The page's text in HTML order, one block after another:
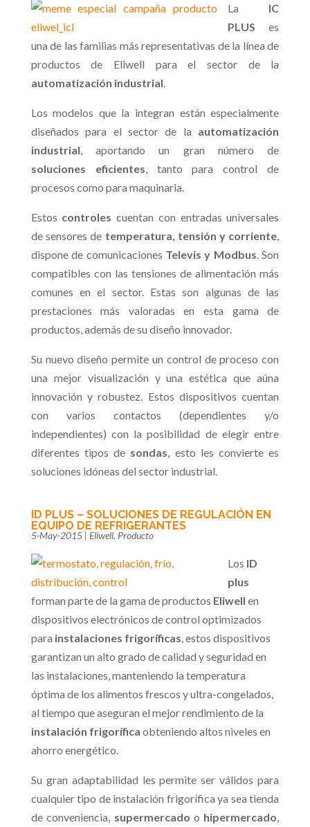
La IC
PLUS es
una de las familias más representativas de la línea de
productos de Eliwell para el sector de la
automatización industrial.
Los modelos que la integran están especialmente
diseñados para el sector de la automatización
industrial, aportando un gran número de
soluciones eficientes, tanto para control de
procesos como para maquinaria.
Estos controles cuentan con entradas universales
de sensores de temperatura, tensión y corriente,
dispone de comunicaciones Televis y Modbus. Son
compatibles con las tensiones de alimentación más
comunes en el sector. Estas son algunas de las
prestaciones más valoradas en esta gama de
productos, además de su diseño innovador.
Su nuevo diseño permite un control de proceso con
una mejor visualización y una estética que aúna
innovación y robustez. Estos dispositivos cuentan
con varios contactos (dependientes y/o
independientes) con la posibilidad de elegir entre
diferentes tipos de sondas, esto les convierte es
soluciones idóneas del sector industrial.
ID PLUS – SOLUCIONES DE REGULACIÓN EN
EQUIPO DE REFRIGERANTES
5-May-2015| Eliwell, Producto
Los ID
plus
forman parte de la gama de productos Eliwell en
dispositivos electrónicos de control optimizados
para instalaciones frigoríficas, estos dispositivos
garantizan un alto grado de calidad y seguridad en
las instalaciones, manteniendo la temperatura
óptima de los alimentos frescos y ultra-congelados,
al tiempo que aseguran el mejor rendimiento de la
instalación frigorífica obteniendo altos niveles en
ahorro energético.
Su gran adaptabilidad les permite ser válidos para
cualquier tipo de instalación frigorífica ya sea tienda
de conveniencia, supermercado o hipermercado,